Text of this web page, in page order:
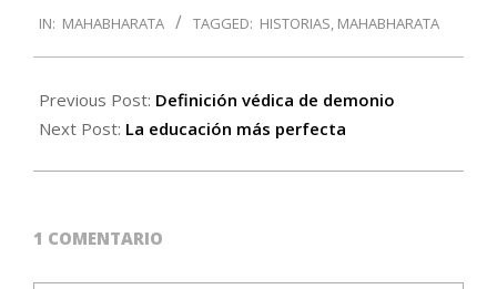
01-
17
IN: MAHABHARATA TAGGED: HISTORIAS, MAHABHARATA
Previous Post: Definición védica de demonio
Next Post: La educación más perfecta
1 COMENTARIO